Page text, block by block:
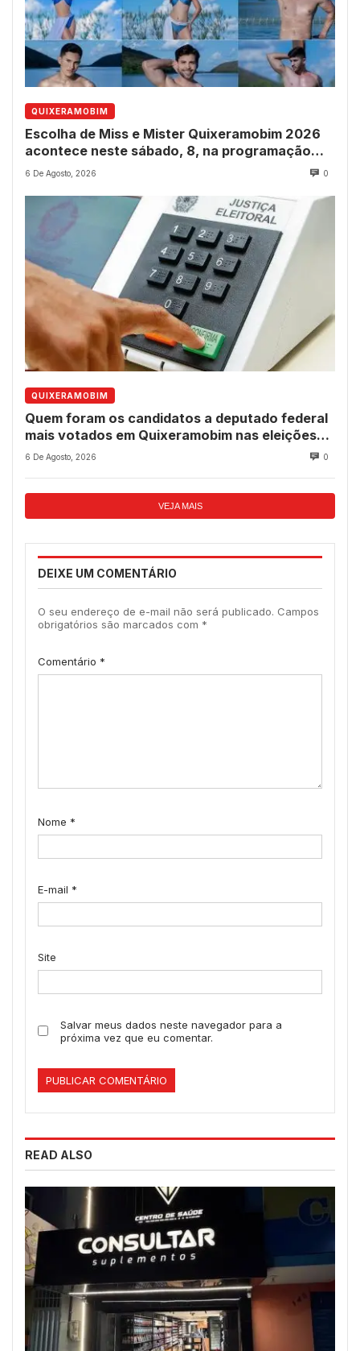
QUIXERAMOBIM
Escolha de Miss e Mister Quixeramobim 2026
acontece neste sábado, 8, na programação
dos 237 anos do município
6 De Agosto, 2026 0
QUIXERAMOBIM
Quem foram os candidatos a deputado federal
mais votados em Quixeramobim nas eleições
de 2022?
6 De Agosto, 2026 0
VEJA MAIS
DEIXE UM COMENTÁRIO
O seu endereço de e-mail não será publicado. Campos
obrigatórios são marcados com *
Comentário *
Nome *
E-mail *
Site
Salvar meus dados neste navegador para a
próxima vez que eu comentar.
READ ALSO